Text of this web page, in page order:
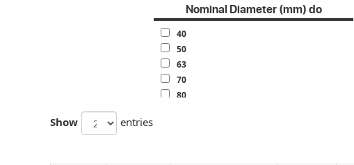
Nominal Diameter (mm) do
40
50
63
70
80
Show entries